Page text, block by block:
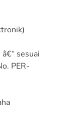
sesuai
PER-